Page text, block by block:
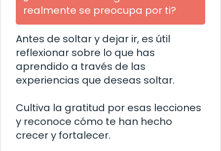
realmente se preocupa por ti?
Antes de soltar y dejar ir, es útil
reflexionar sobre lo que has
aprendido a través de las
experiencias que deseas soltar.
Cultiva la gratitud por esas lecciones
y reconoce cómo te han hecho
crecer y fortalecer.